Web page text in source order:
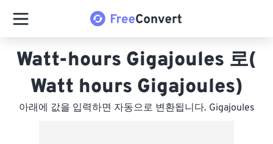
Watt-hours Gigajoules 로(
Watt hours Gigajoules)
아래에 값을 입력하면 자동으로 변환됩니다. Gigajoules